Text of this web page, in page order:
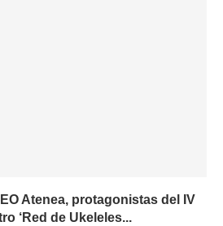
Atenea, protagonistas del IV
‘Red de Ukeleles...